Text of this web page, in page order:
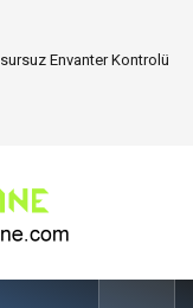
Deşarj Alanı Tasarlayın